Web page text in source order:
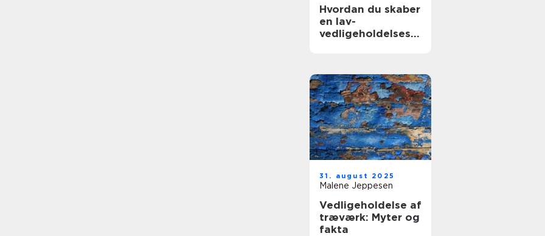
Hvordan du skaber
en lav-
vedligeholdelses
31. august 2025
Malene Jeppesen
Vedligeholdelse af
træværk: Myter og
fakta